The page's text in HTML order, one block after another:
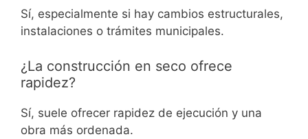
Sí, especialmente si hay cambios estructurales,
instalaciones o trámites municipales.
¿La construcción en seco ofrece
rapidez?
Sí, suele ofrecer rapidez de ejecución y una
obra más ordenada.